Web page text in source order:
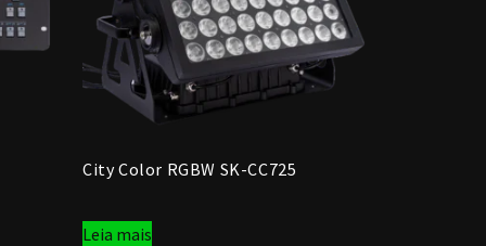
City Color RGBW SK-CC725
Leia mais